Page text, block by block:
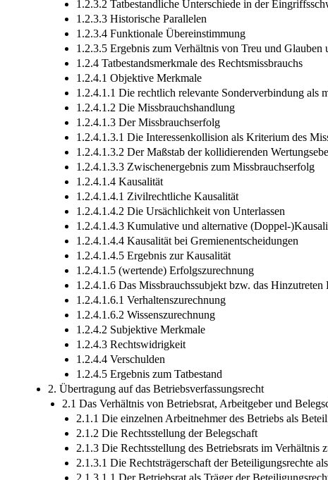
1.2.3.2 Tatbestandliche Unterschiede in der
1.2.3.3 Historische Parallelen
1.2.3.4 Funktionale Übereinstimmung
1.2.3.5 Ergebnis zum Verhältnis von Treu und Glauben
1.2.4 Tatbestandsmerkmale des Rechtsmissbrauchs
1.2.4.1 Objektive Merkmale
1.2.4.1.1 Die rechtlich relevante Sonderverbindung als
1.2.4.1.2 Die Missbrauchshandlung
1.2.4.1.3 Der Missbrauchserfolg
1.2.4.1.3.1 Die Interessenkollision als Kriterium des
1.2.4.1.3.2 Der Maßstab der kollidierenden
1.2.4.1.3.3 Zwischenergebnis zum Missbrauchserfolg
1.2.4.1.4 Kausalität
1.2.4.1.4.1 Zivilrechtliche Kausalität
1.2.4.1.4.2 Die Ursächlichkeit von Unterlassen
1.2.4.1.4.3 Kumulative und alternative (Doppel-
1.2.4.1.4.4 Kausalität bei Gremienentscheidungen
1.2.4.1.4.5 Ergebnis zur Kausalität
1.2.4.1.5 (wertende) Erfolgszurechnung
1.2.4.1.6 Das Missbrauchssubjekt bzw. das Hinzutreten
1.2.4.1.6.1 Verhaltenszurechnung
1.2.4.1.6.2 Wissenszurechnung
1.2.4.2 Subjektive Merkmale
1.2.4.3 Rechtswidrigkeit
1.2.4.4 Verschulden
1.2.4.5 Ergebnis zum Tatbestand
2. Übertragung auf das Betriebsverfassungsrecht
2.1 Das Verhältnis von Betriebsrat, Arbeitgeber und
2.1.1 Die einzelnen Arbeitnehmer des Betriebs als
2.1.2 Die Rechtsstellung der Belegschaft
2.1.3 Die Rechtsstellung des Betriebsrats im Verhältnis
2.1.3.1 Die Rechtsträgerschaft der Beteiligungsrechte
2.1.3.1.1 Der Betriebsrat als Träger der